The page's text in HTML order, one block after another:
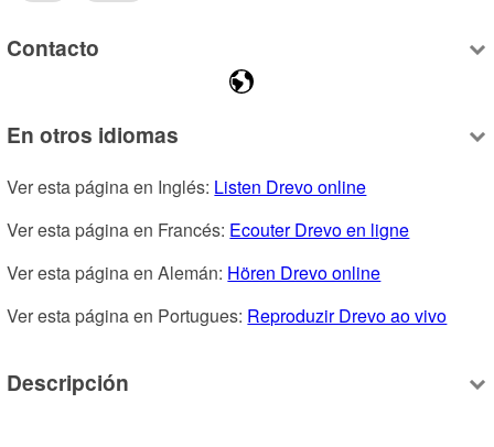
Contacto
En otros idiomas
Ver esta página en Inglés: Listen Drevo online
Ver esta página en Francés: Ecouter Drevo en ligne
Ver esta página en Alemán: Hören Drevo online
Ver esta página en Portugues: Reproduzir Drevo ao vivo
Descripción